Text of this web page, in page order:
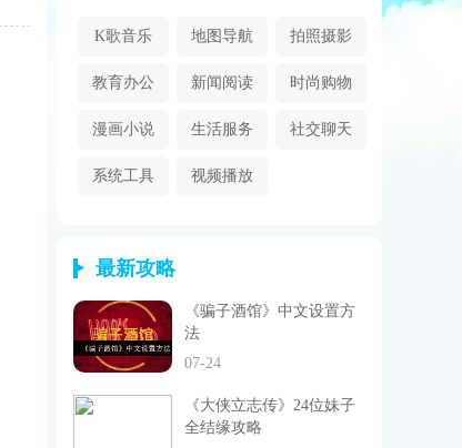
K歌音乐 地图导航 拍照摄影
教育办公 新闻阅读 时尚购物
漫画小说 生活服务 社交聊天
系统工具 视频播放
最新攻略
《骗子酒馆》中文设置方
法
07-24
《大侠立志传》24位妹子
全结缘攻略